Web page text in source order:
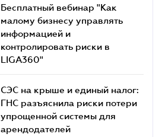
Бесплатный вебинар "Как
малому бизнесу управлять
информацией и
контролировать риски в
LIGA360"
СЭС на крыше и единый налог:
ГНС разъяснила риски потери
упрощенной системы для
арендодателей